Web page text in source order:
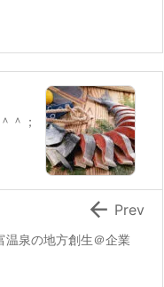
＾；
温泉の地方創生＠企業
 Prev